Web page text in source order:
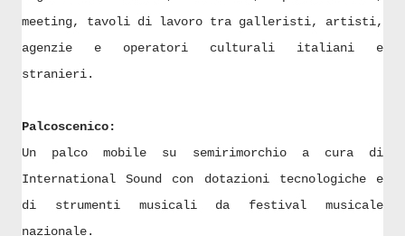
meeting, tavoli di lavoro tra galleristi, artisti,
agenzie e operatori culturali italiani e
stranieri.
Palcoscenico:
Un palco mobile su semirimorchio a cura di
International Sound con dotazioni tecnologiche e
di strumenti musicali da festival musicale
nazionale.